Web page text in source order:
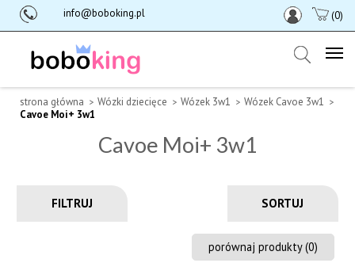
info@boboking.pl (0)
strona główna Wózki dziecięce Wózek 3w1
Wózek Cavoe 3w1
Cavoe Moi+ 3w1
Cavoe Moi+ 3w1
FILTRUJ
porównaj produkty (0)